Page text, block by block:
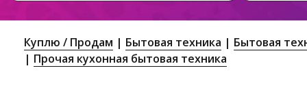
Куплю / Продам Бытовая техника
Бытовая
Прочая кухонная бытовая техника